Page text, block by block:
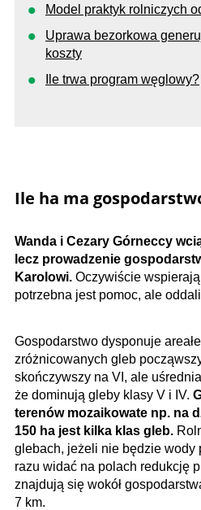
Model praktyk rolniczych
Uprawa bezorkowa
koszty
Ile trwa program węglowy?
Ile ha ma
Wanda i Cezary Górneccy
lecz prowadzenie
Karolowi. Oczywiście
potrzebna jest pomoc, ale
Gospodarstwo dysponuje
zróżnicowanych gleb
skończywszy na VI, ale
że dominują gleby klasy V i IV.
terenów mozaikowate np. na
150 ha jest kilka klas gleb.
glebach, jeżeli nie będzie wody
razu widać na polach redukcję
znajdują się wokół
7 km.